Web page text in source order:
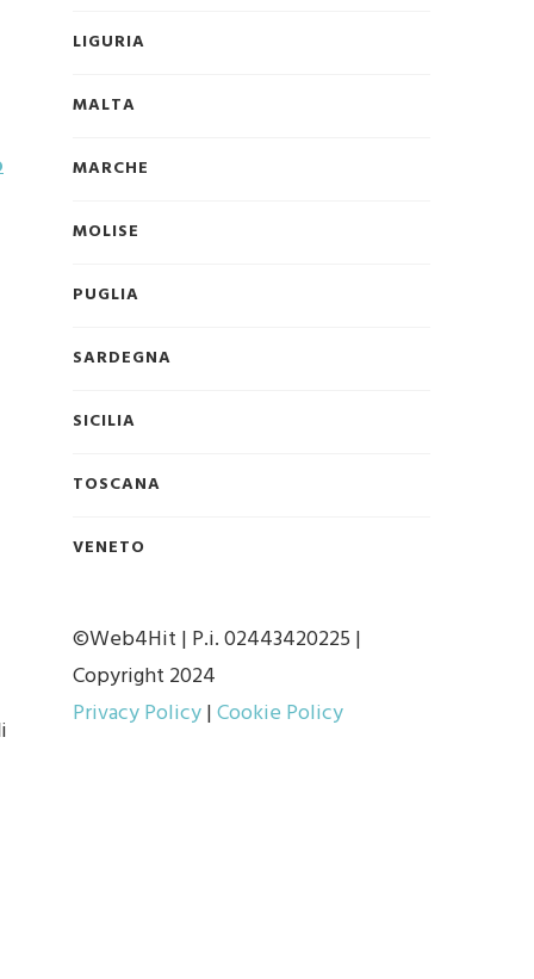
LIGURIA
MALTA
MARCHE
MOLISE
PUGLIA
SARDEGNA
SICILIA
TOSCANA
VENETO
©Web4Hit | P.i. 02443420225 |
Copyright 2024
Privacy Policy|Cookie Policy